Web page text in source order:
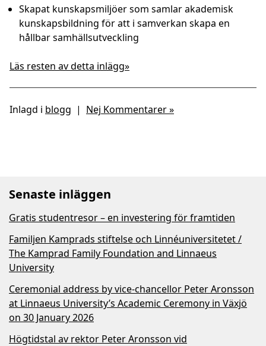
Skapat kunskapsmiljöer som samlar akademisk
kunskapsbildning för att i samverkan skapa en
hållbar samhällsutveckling
Läs resten av detta inlägg»
Inlagd i blogg | Nej Kommentarer »
Senaste inläggen
Gratis studentresor – en investering för framtiden
Familjen Kamprads stiftelse och Linnéuniversitetet /
The Kamprad Family Foundation and Linnaeus
University
Ceremonial address by vice-chancellor Peter Aronsson
at Linnaeus University’s Academic Ceremony in Växjö
on 30 January 2026
Högtidstal av rektor Peter Aronsson vid